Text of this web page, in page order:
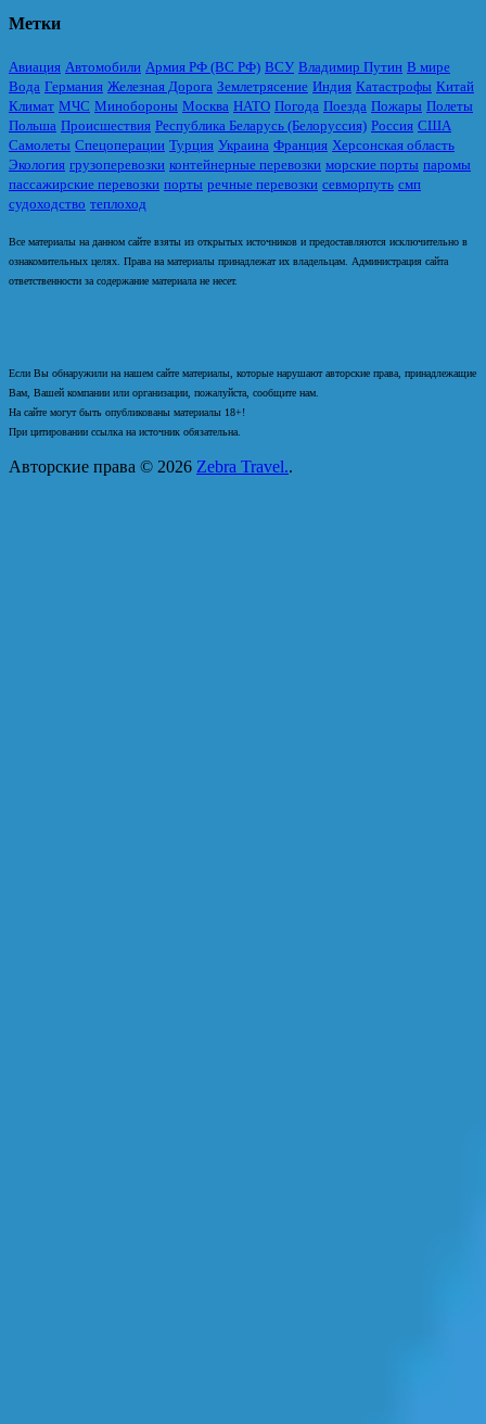
Метки
Авиация Автомобили Армия РФ (ВС РФ) ВСУ Владимир Путин В мире
Вода Германия Железная Дорога Землетрясение Индия Катастрофы Китай
Климат МЧС Минобороны Москва НАТО Погода Поезда Пожары Полеты
Польша Происшествия Республика Беларусь (Белоруссия) Россия США
Самолеты Спецоперации Турция Украина Франция Херсонская область
Экология грузоперевозки контейнерные перевозки морские порты паромы
пассажирские перевозки порты речные перевозки севморпуть смп
судоходство теплоход
Все материалы на данном сайте взяты из открытых источников и предоставляются исключительно в
ознакомительных целях. Права на материалы принадлежат их владельцам. Администрация сайта
ответственности за содержание материала не несет.
Если Вы обнаружили на нашем сайте материалы, которые нарушают авторские права, принадлежащие
Вам, Вашей компании или организации, пожалуйста, сообщите нам.
На сайте могут быть опубликованы материалы 18+!
При цитировании ссылка на источник обязательна.
Авторские права © 2026 Zebra Travel..